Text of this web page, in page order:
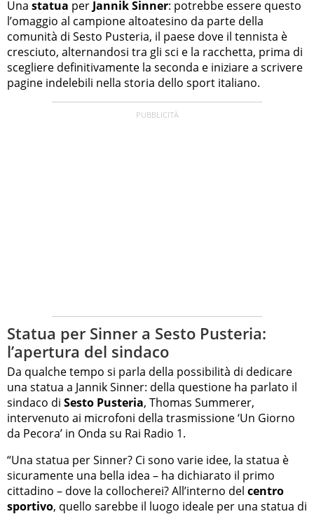
cronaca, motori, spettacolo e videogame.
Una statua per Jannik Sinner: potrebbe essere questo
l’omaggio al campione altoatesino da parte della
comunità di Sesto Pusteria, il paese dove il tennista è
cresciuto, alternandosi tra gli sci e la racchetta, prima di
scegliere definitivamente la seconda e iniziare a scrivere
pagine indelebili nella storia dello sport italiano.
Statua per Sinner a Sesto Pusteria:
l’apertura del sindaco
Da qualche tempo si parla della possibilità di dedicare
una statua a Jannik Sinner: della questione ha parlato il
sindaco di Sesto Pusteria, Thomas Summerer,
intervenuto ai microfoni della trasmissione ‘Un Giorno
da Pecora’ in Onda su Rai Radio 1.
“Una statua per Sinner? Ci sono varie idee, la statua è
sicuramente una bella idea – ha dichiarato il primo
cittadino – dove la collocherei? All’interno del centro
sportivo, quello sarebbe il luogo ideale per una statua di